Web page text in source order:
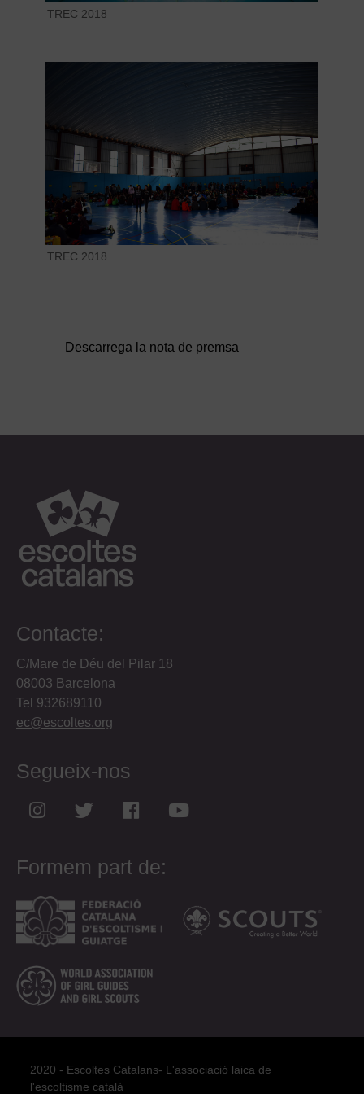
TREC 2018
TREC 2018
Descarrega la nota de premsa
Contacte:
C/Mare de Déu del Pilar 18
08003 Barcelona
Tel 932689110
ec@escoltes.org
Segueix-nos
Formem part de:
2020 - Escoltes Catalans- L'associació laica de
l'escoltisme català